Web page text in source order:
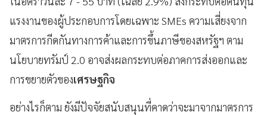
แรงงานของผู้ประกอบการโดยเฉพาะ SMEs ความเสี่ยงจาก
มาตรการกีดกันทางการค้าและการขึ้นภาษีของสหรัฐฯ ตาม
นโยบายทรัมป์ 2.0 อาจส่งผลกระทบต่อภาคการส่งออกและ
การขยายตัวของเศรษฐกิจ
อย่างไรก็ตาม ยังมีปัจจัยสนับสนุนที่คาดว่าจะมาจากมาตรการ